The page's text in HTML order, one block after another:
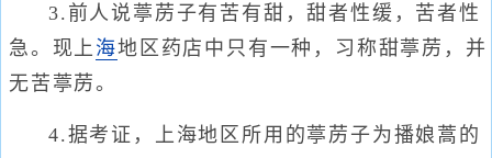
3.前人说葶苈子有苦有甜，甜者性缓，苦者性
急。现上 海地区药店中只有一种，习称甜葶苈，并
无苦葶苈。
4.据考证，上海地区所用的葶苈子为播娘蒿的